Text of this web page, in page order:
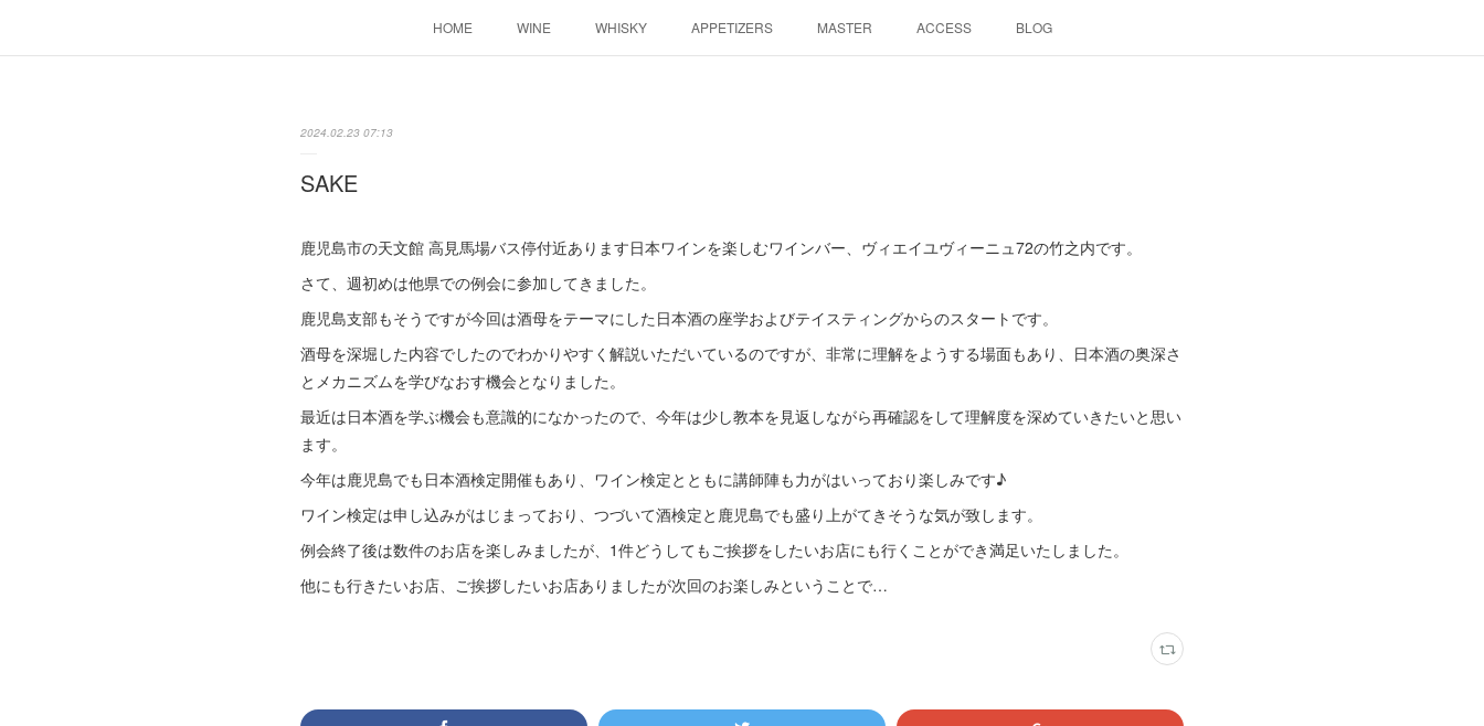
HOME WINE WHISKY APPETIZERS MASTER ACCESS BLOG
2024.02.23 07:13
SAKE
鹿児島市の天文館 高見馬場バス停付近あります日本ワインを楽しむワインバー、ヴィエイユヴィーニュ72の竹之内です。
さて、週初めは他県での例会に参加してきました。
鹿児島支部もそうですが今回は酒母をテーマにした日本酒の座学およびテイスティングからのスタートです。
酒母を深堀した内容でしたのでわかりやすく解説いただいているのですが、非常に理解をようする場面もあり、日本酒の奥深さ
とメカニズムを学びなおす機会となりました。
最近は日本酒を学ぶ機会も意識的になかったので、今年は少し教本を見返しながら再確認をして理解度を深めていきたいと思い
ます。
今年は鹿児島でも日本酒検定開催もあり、ワイン検定とともに講師陣も力がはいっており楽しみです♪
ワイン検定は申し込みがはじまっており、つづいて酒検定と鹿児島でも盛り上がてきそうな気が致します。
例会終了後は数件のお店を楽しみましたが、1件どうしてもご挨拶をしたいお店にも行くことができ満足いたしました。
他にも行きたいお店、ご挨拶したいお店ありましたが次回のお楽しみということで…